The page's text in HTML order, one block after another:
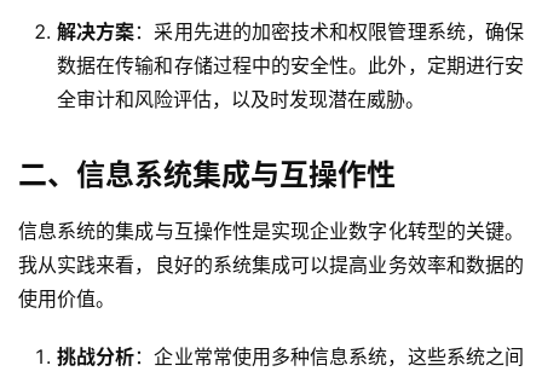
解决方案：采用先进的加密技术和权限管理系统，确保
数据在传输和存储过程中的安全性。此外，定期进行安
全审计和风险评估，以及时发现潜在威胁。
二、信息系统集成与互操作性
信息系统的集成与互操作性是实现企业数字化转型的关键。
我从实践来看，良好的系统集成可以提高业务效率和数据的
使用价值。
挑战分析：企业常常使用多种信息系统，这些系统之间